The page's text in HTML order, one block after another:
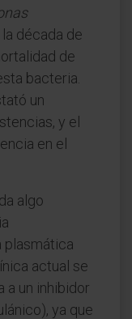
la década de
de
bacteria.
un
y el
en el
algo
plasmática
actual se
a un inhibidor
ya que